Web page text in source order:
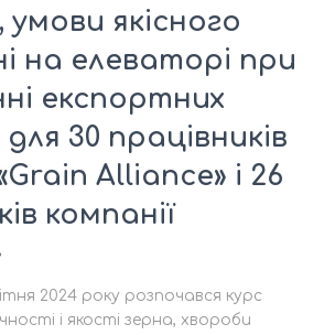
умови якісного
на елеваторі при
експортних
30 працівників
Alliance» і 26
компанії
2024 року розпочався курс
і якості зерна, хвороби